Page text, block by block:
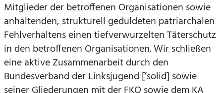
Mitglieder der betroffenen Organisationen sowie
anhaltenden, strukturell geduldeten patriarchalen
Fehlverhaltens einen tiefverwurzelten Täterschutz
in den betroffenen Organisationen. Wir schließen
eine aktive Zusammenarbeit durch den
Bundesverband der Linksjugend [’solid] sowie